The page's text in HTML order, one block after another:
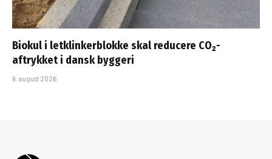
Biokul i letklinkerblokke skal reducere CO₂-
aftrykket i dansk byggeri
6. august 2026